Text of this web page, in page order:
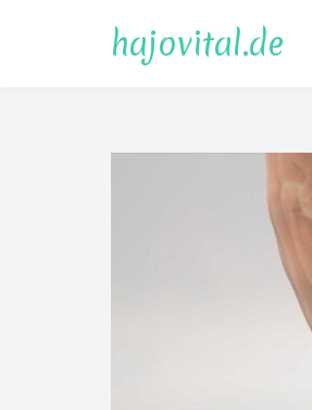
hajovital.de